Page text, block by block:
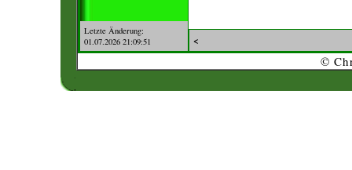
Letzte Änderung:
01.07.2026 21:09:51
<
©